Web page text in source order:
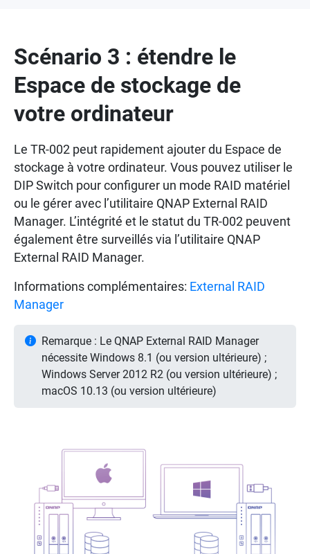
Scénario 3 : étendre le
Espace de stockage de
votre ordinateur
Le TR-002 peut rapidement ajouter du Espace de
stockage à votre ordinateur. Vous pouvez utiliser le
DIP Switch pour configurer un mode RAID matériel
ou le gérer avec l’utilitaire QNAP External RAID
Manager. L’intégrité et le statut du TR-002 peuvent
également être surveillés via l’utilitaire QNAP
External RAID Manager.
Informations complémentaires: External RAID
Manager
Remarque : Le QNAP External RAID Manager
nécessite Windows 8.1 (ou version ultérieure) ;
Windows Server 2012 R2 (ou version ultérieure) ;
macOS 10.13 (ou version ultérieure)